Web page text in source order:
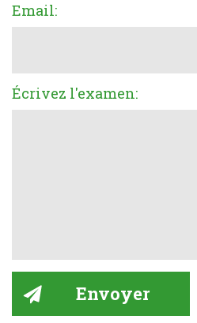
Email:
Écrivez l'examen: